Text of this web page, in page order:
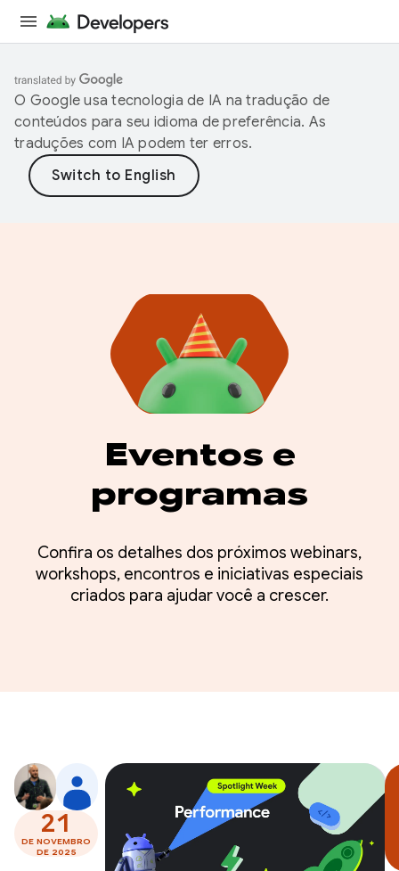
O Google usa tecnologia de IA na tradução de
conteúdos para seu idioma de preferência. As
traduções com IA podem ter erros.
Eventos e
programas
Confira os detalhes dos próximos webinars,
workshops, encontros e iniciativas especiais
criados para ajudar você a crescer.
21
DE NOVEMBRO
DE 2025